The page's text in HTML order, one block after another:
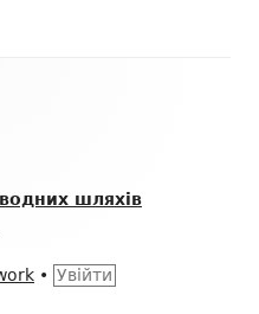
шляхів
• Увійти